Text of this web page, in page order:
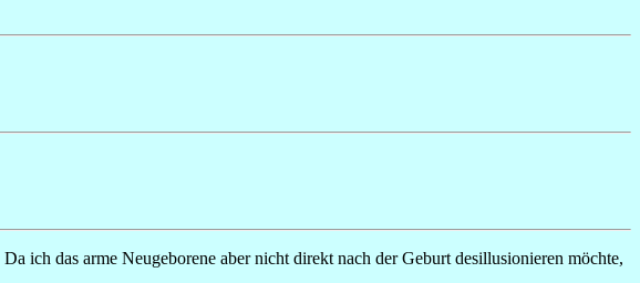
ich das arme Neugeborene aber nicht direkt nach der Geburt desillusionieren möchte,